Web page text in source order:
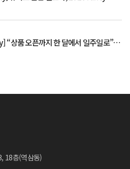
장
“상품 오픈까지 한 달에서 일주일로”…
일상
18층(역삼동)